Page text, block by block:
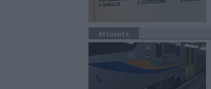
Attualità